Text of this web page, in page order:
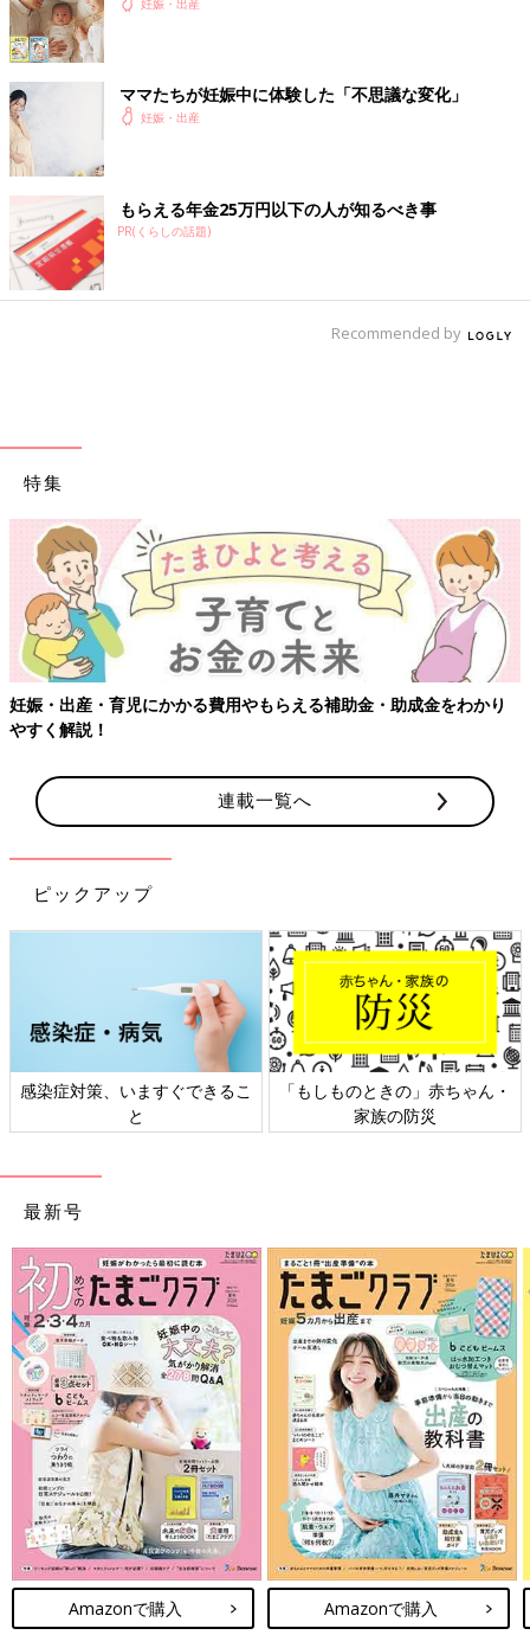
妊娠・出産
ママたちが妊娠中に体験した「不思議な変化」
妊娠・出産
もらえる年金25万円以下の人が知るべき事
PR(くらしの話題)
Recommended by
特集
妊娠・出産・育児にかかる費用やもらえる補助金・助成金をわかり
やすく解説！
連載一覧へ
ピックアップ
感染症対策、いますぐできるこ
と
「もしものときの」赤ちゃん・
家族の防災
最新号
Amazonで購入 Amazonで購入